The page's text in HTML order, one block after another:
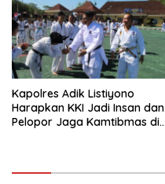
Kapolres Adik Listiyono
Harapkan KKI Jadi Insan dan
Pelopor Jaga Kamtibmas di